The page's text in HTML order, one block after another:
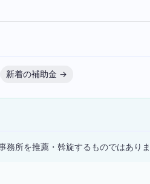
新着の補助金 →
務所を推薦・斡旋するものではあり